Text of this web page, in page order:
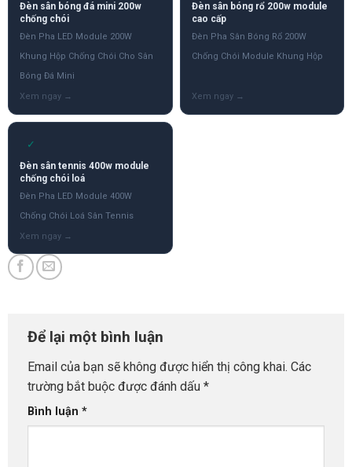
Đèn sân bóng đá mini 200w
chống chói
Đèn Pha LED Module 200W
Khung Hộp Chống Chói Cho Sân
Bóng Đá Mini
Đèn sân bóng rổ 200w module
cao cấp
Đèn Pha Sân Bóng Rổ 200W
Chống Chói Module Khung Hộp
✓
Đèn sân tennis 400w module
chống chói loá
Đèn Pha LED Module 400W
Chống Chói Loá Sân Tennis
Để lại một bình luận
Email của bạn sẽ không được hiển thị công khai. Các
trường bắt buộc được đánh dấu *
Bình luận *